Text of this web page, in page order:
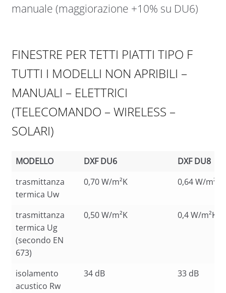
manuale (maggiorazione +10% su DU6)
FINESTRE PER TETTI PIATTI TIPO F
TUTTI I MODELLI NON APRIBILI –
MANUALI – ELETTRICI
(TELECOMANDO – WIRELESS –
SOLARI)
MODELLO DXF DU6
DXF DU8
MODELLO
DXF DU6 DXF DU8
trasmittanza
termica Uw
0,70 W/m²K 0,64 W/m²K
trasmittanza
termica Ug
(secondo EN
673)
0,50 W/m²K 0,4 W/m²K
isolamento
acustico Rw
34 dB 33 dB